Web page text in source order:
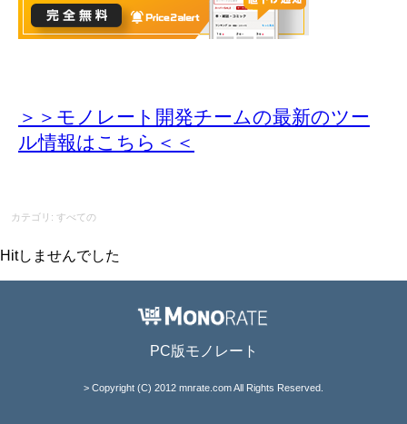
＞＞モノレート開発チームの最新のツー
ル情報はこちら＜＜
カテゴリ: すべての
Hitしませんでした
PC版モノレート
> Copyright (C) 2012 mnrate.com All Rights Reserved.